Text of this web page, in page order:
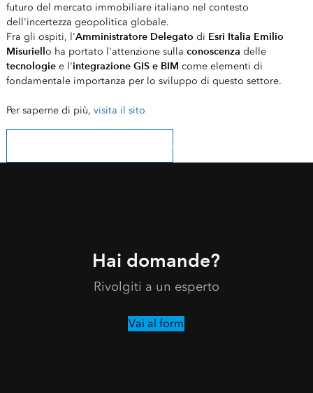
futuro del mercato immobiliare italiano nel contesto
dell'incertezza geopolitica globale.
Fra gli ospiti, l'Amministratore Delegato di Esri Italia Emilio
Misuriello ha portato l'attenzione sulla conoscenza delle
tecnologiee l'integrazione GIS e BIM come elementi di
fondamentale importanza per lo sviluppo di questo settore.
Per saperne di più, visita il sito
registrati per ricevere le nostre news
Hai domande?
Rivolgiti a un esperto
Vai al form